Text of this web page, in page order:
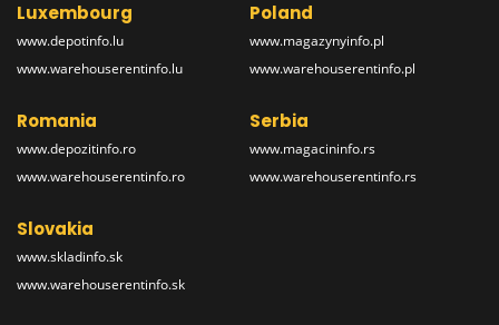
Luxembourg
www.depotinfo.lu
www.warehouserentinfo.lu
Poland
www.magazynyinfo.pl
www.warehouserentinfo.pl
Romania
www.depozitinfo.ro
www.warehouserentinfo.ro
Serbia
www.magacininfo.rs
www.warehouserentinfo.rs
Slovakia
www.skladinfo.sk
www.warehouserentinfo.sk